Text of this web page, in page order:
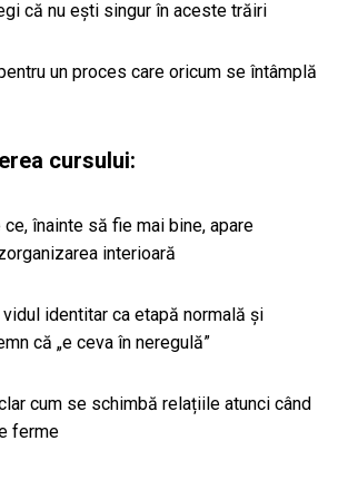
că nu ești singur în aceste trăiri
un proces care oricum se întâmplă
cursului:
înainte să fie mai bine, apare
interioară
identitar ca etapă normală și
că „e ceva în neregulă”
cum se schimbă relațiile atunci când
ferme